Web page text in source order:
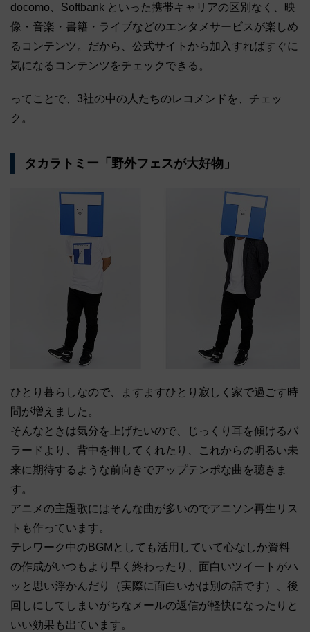
docomo、Softbank といった携帯キャリアの区別なく、映
像・音楽・書籍・ライブなどのエンタメサービスが楽しめ
るコンテンツ。だから、公式サイトから加入すればすぐに
気になるコンテンツをチェックできる。
ってことで、3社の中の人たちのレコメンドを、チェッ
ク。
タカラトミー「野外フェスが大好物」
ひとり暮らしなので、ますますひとり寂しく家で過ごす時
間が増えました。
そんなときは気分を上げたいので、じっくり耳を傾けるバ
ラードより、背中を押してくれたり、これからの明るい未
来に期待するような前向きでアップテンポな曲を聴きま
す。
アニメの主題歌にはそんな曲が多いのでアニソン再生リス
トも作っています。
テレワーク中のBGMとしても活用していて心なしか資料
の作成がいつもより早く終わったり、面白いツイートがハ
ッと思い浮かんだり（実際に面白いかは別の話です）、後
回しにしてしまいがちなメールの返信が軽快になったりと
いい効果も出ています。